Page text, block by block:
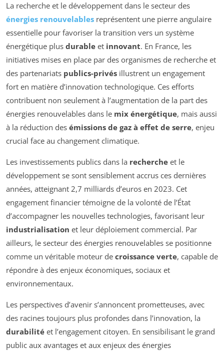
La recherche et le développement dans le secteur des
énergies renouvelables représentent une pierre angulaire
essentielle pour favoriser la transition vers un système
énergétique plus durable et innovant. En France, les
initiatives mises en place par des organismes de recherche et
des partenariats publics-privés illustrent un engagement
fort en matière d’innovation technologique. Ces efforts
contribuent non seulement à l’augmentation de la part des
énergies renouvelables dans le mix énergétique, mais aussi
à la réduction des émissions de gaz à effet de serre, enjeu
crucial face au changement climatique.
Les investissements publics dans la recherche et le
développement se sont sensiblement accrus ces dernières
années, atteignant 2,7 milliards d’euros en 2023. Cet
engagement financier témoigne de la volonté de l’État
d’accompagner les nouvelles technologies, favorisant leur
industrialisation et leur déploiement commercial. Par
ailleurs, le secteur des énergies renouvelables se positionne
comme un véritable moteur de croissance verte, capable de
répondre à des enjeux économiques, sociaux et
environnementaux.
Les perspectives d’avenir s’annoncent prometteuses, avec
des racines toujours plus profondes dans l’innovation, la
durabilité et l’engagement citoyen. En sensibilisant le grand
public aux avantages et aux enjeux des énergies